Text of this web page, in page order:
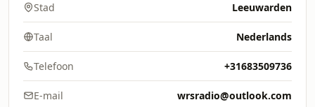
Stad Leeuwarden
Taal Nederlands
Telefoon +31683509736
E-mail wrsradio@outlook.com